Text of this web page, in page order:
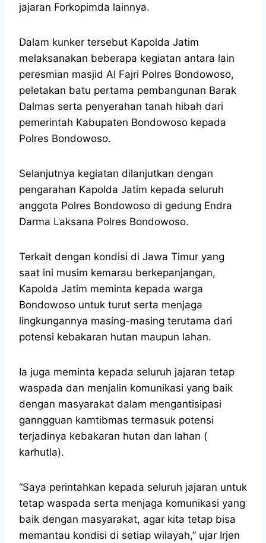
jajaran Forkopimda lainnya.
Dalam kunker tersebut Kapolda Jatim
melaksanakan beberapa kegiatan antara lain
peresmian masjid Al Fajri Polres Bondowoso,
peletakan batu pertama pembangunan Barak
Dalmas serta penyerahan tanah hibah dari
pemerintah Kabupaten Bondowoso kepada
Polres Bondowoso.
Selanjutnya kegiatan dilanjutkan dengan
pengarahan Kapolda Jatim kepada seluruh
anggota Polres Bondowoso di gedung Endra
Darma Laksana Polres Bondowoso.
Terkait dengan kondisi di Jawa Timur yang
saat ini musim kemarau berkepanjangan,
Kapolda Jatim meminta kepada warga
Bondowoso untuk turut serta menjaga
lingkungannya masing-masing terutama dari
potensi kebakaran hutan maupun lahan.
Ia juga meminta kepada seluruh jajaran tetap
waspada dan menjalin komunikasi yang baik
dengan masyarakat dalam mengantisipasi
ganngguan kamtibmas termasuk potensi
terjadinya kebakaran hutan dan lahan (
karhutla).
“Saya perintahkan kepada seluruh jajaran untuk
tetap waspada serta menjaga komunikasi yang
baik dengan masyarakat, agar kita tetap bisa
memantau kondisi di setiap wilayah,” ujar Irjen